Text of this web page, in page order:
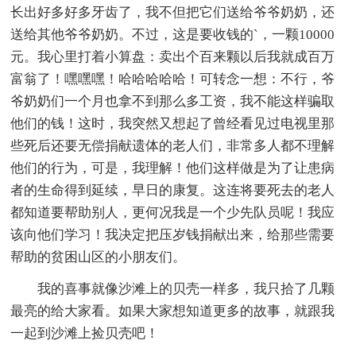
长出好多好多牙齿了，我不但把它们送给爷爷奶奶，还
送给其他爷爷奶奶。不过，这是要收钱的`，一颗10000
元。我心里打着小算盘：卖出个百来颗以后我就成百万
富翁了！嘿嘿嘿！哈哈哈哈哈！可转念一想：不行，爷
爷奶奶们一个月也拿不到那么多工资，我不能这样骗取
他们的钱！这时，我突然又想起了曾经看见过电视里那
些死后还要无偿捐献遗体的老人们，非常多人都不理解
他们的行为，可是，我理解！他们这样做是为了让患病
者的生命得到延续，早日的康复。这连将要死去的老人
都知道要帮助别人，更何况我是一个少先队员呢！我应
该向他们学习！我决定把压岁钱捐献出来，给那些需要
帮助的贫困山区的小朋友们。
我的喜事就像沙滩上的贝壳一样多，我只拾了几颗
最亮的给大家看。如果大家想知道更多的故事，就跟我
一起到沙滩上捡贝壳吧！